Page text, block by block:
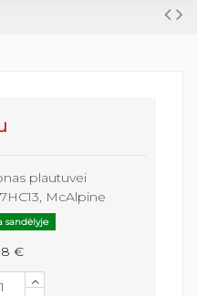
plautuvei
McAlpine
sandėlyje
€